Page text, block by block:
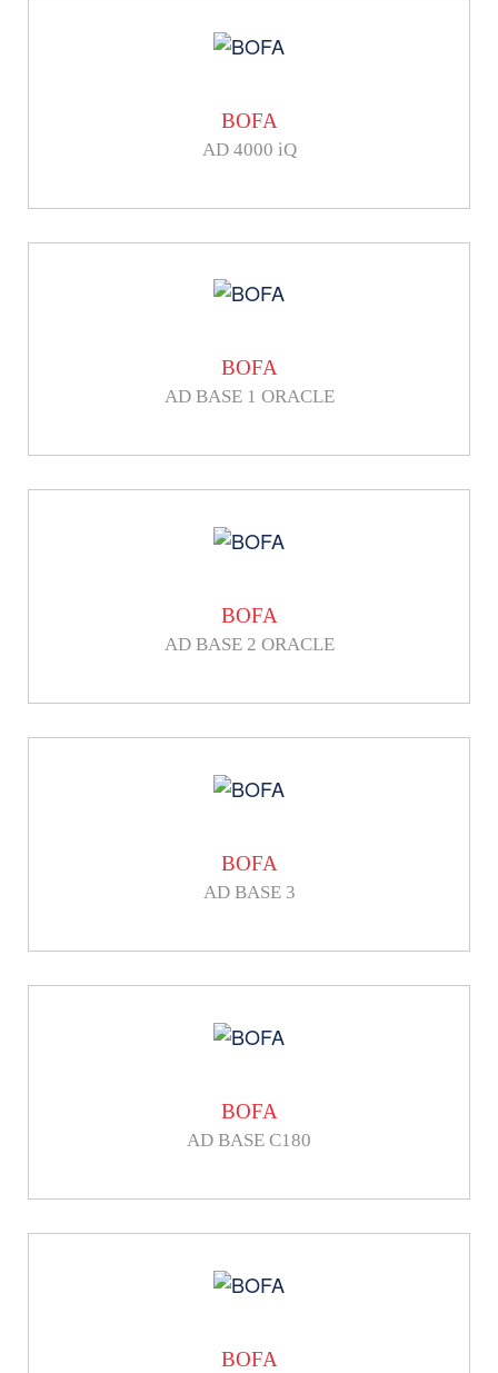
BOFA
AD 4000 iQ
BOFA
AD BASE 1 ORACLE
BOFA
AD BASE 2 ORACLE
BOFA
AD BASE 3
BOFA
AD BASE C180
BOFA